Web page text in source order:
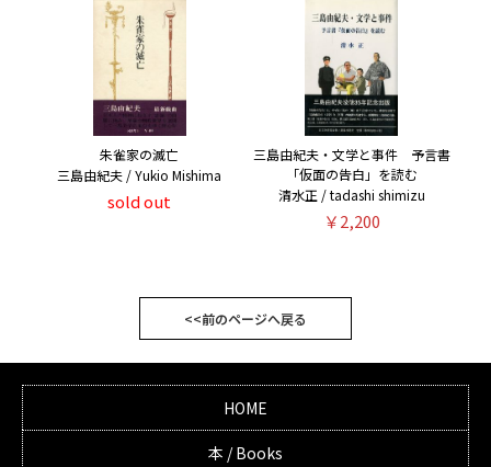
朱雀家の滅亡
三島由紀夫 / Yukio Mishima
sold out
三島由紀夫・文学と事件 予言書
「仮面の告白」を読む
清水正 / tadashi shimizu
￥2,200
<<前のページへ戻る
HOME
本 / Books